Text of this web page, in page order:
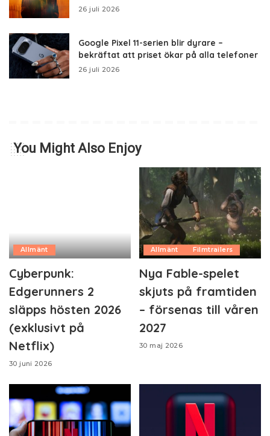
26 juli 2026
Google Pixel 11-serien blir dyrare –
bekräftat att priset ökar på alla telefoner
26 juli 2026
You Might Also Enjoy
Allmänt
Cyberpunk:
Edgerunners 2
släpps hösten 2026
(exklusivt på
Netflix)
30 juni 2026
Allmänt Filmtrailers
Nya Fable-spelet
skjuts på framtiden
– försenas till våren
2027
30 maj 2026